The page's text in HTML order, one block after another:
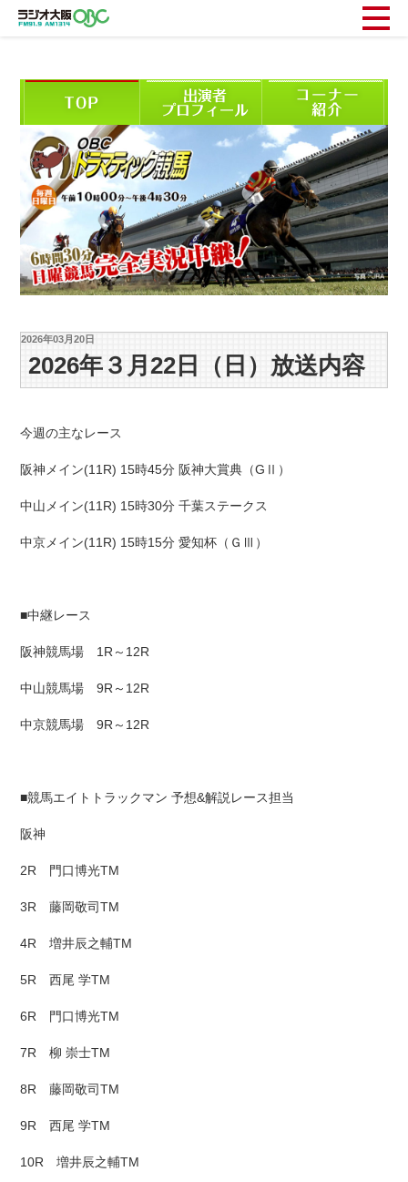
2026年03月20日
2026年３月22日（日）放送内容
今週の主なレース
阪神メイン(11R) 15時45分 阪神大賞典（GⅡ）
中山メイン(11R) 15時30分 千葉ステークス
中京メイン(11R) 15時15分 愛知杯（ＧⅢ）
■中継レース
阪神競馬場 1R～12R
中山競馬場 9R～12R
中京競馬場 9R～12R
■競馬エイトトラックマン 予想&解説レース担当
阪神
2R 門口博光TM
3R 藤岡敬司TM
4R 増井辰之輔TM
5R 西尾 学TM
6R 門口博光TM
7R 柳 崇士TM
8R 藤岡敬司TM
9R 西尾 学TM
10R 増井辰之輔TM